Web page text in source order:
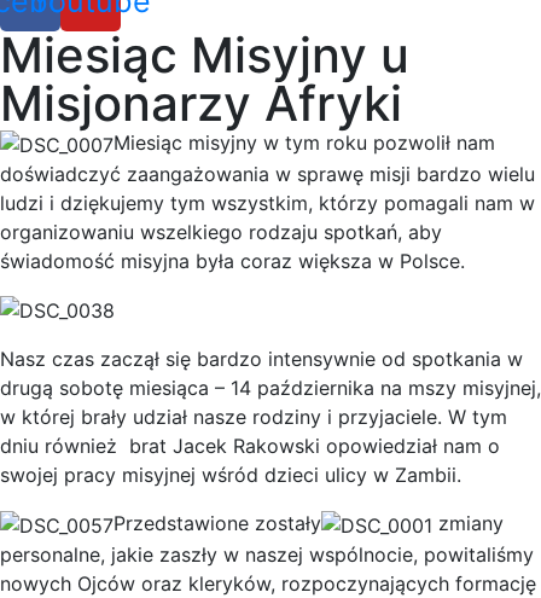
Miesiąc Misyjny u
Misjonarzy Afryki
Miesiąc misyjny w tym roku pozwolił nam
doświadczyć zaangażowania w sprawę misji bardzo wielu
ludzi i dziękujemy tym wszystkim, którzy pomagali nam w
organizowaniu wszelkiego rodzaju spotkań, aby
świadomość misyjna była coraz większa w Polsce.
Nasz czas zaczął się bardzo intensywnie od spotkania w
drugą sobotę miesiąca – 14 października na mszy misyjnej,
w której brały udział nasze rodziny i przyjaciele. W tym
dniu również brat Jacek Rakowski opowiedział nam o
swojej pracy misyjnej wśród dzieci ulicy w Zambii.
Przedstawione zostały
zmiany
personalne, jakie zaszły w naszej wspólnocie, powitaliśmy
nowych Ojców oraz kleryków, rozpoczynających formację